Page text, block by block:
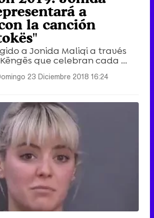
a
la canción
a Jonida Maliqi a través
que celebran cada ...
23 Diciembre 2018 16:24